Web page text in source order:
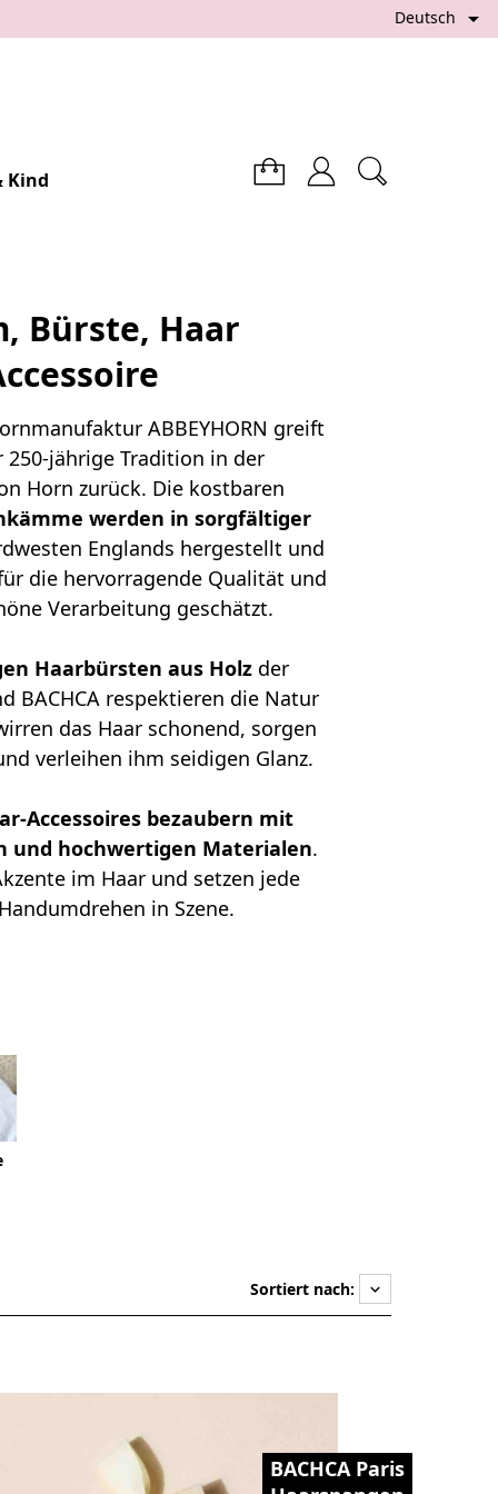
Deutsch 
Kind
Bürste, Haar
ABBEYHORN greift
250-jährige Tradition in der
Horn zurück. Die kostbaren
werden in sorgfältiger
Englands hergestellt und
die hervorragende Qualität und
Verarbeitung geschätzt.
Haarbürsten aus Holz der
BACHCA respektieren die Natur
das Haar schonend, sorgen
verleihen ihm seidigen Glanz.
Accessoires bezaubern mit
und hochwertigen Materialen.
im Haar und setzen jede
in Szene.
Sortiert nach: keyboard_arrow_down
BACHCA Paris